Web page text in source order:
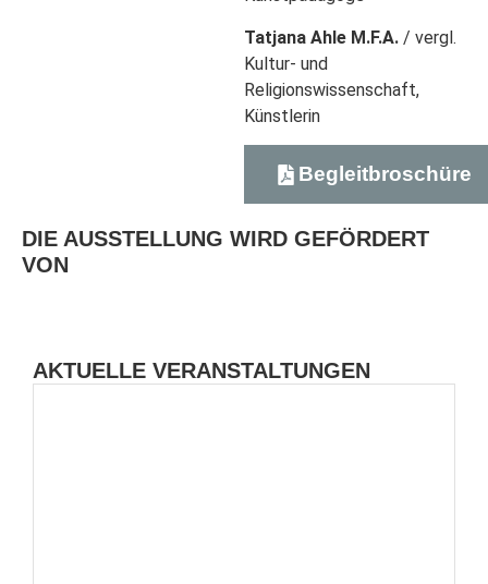
Tatjana Ahle M.F.A. / vergl.
Kultur- und
Religionswissenschaft,
Künstlerin
Begleitbroschüre
DIE AUSSTELLUNG WIRD GEFÖRDERT
VON
AKTUELLE VERANSTALTUNGEN